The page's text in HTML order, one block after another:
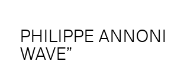
PHILIPPE ANNONI
WAVE”